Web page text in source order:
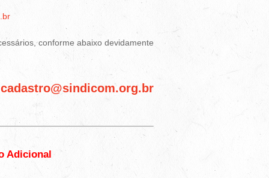
conforme abaixo devidamente
cadastro@sindicom.org.br
Adicional